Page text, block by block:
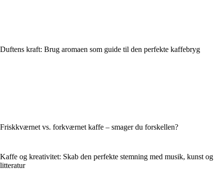
Duftens kraft: Brug aromaen som guide til den perfekte kaffebryg
Friskkværnet vs. forkværnet kaffe – smager du forskellen?
Kaffe og kreativitet: Skab den perfekte stemning med musik, kunst og
litteratur